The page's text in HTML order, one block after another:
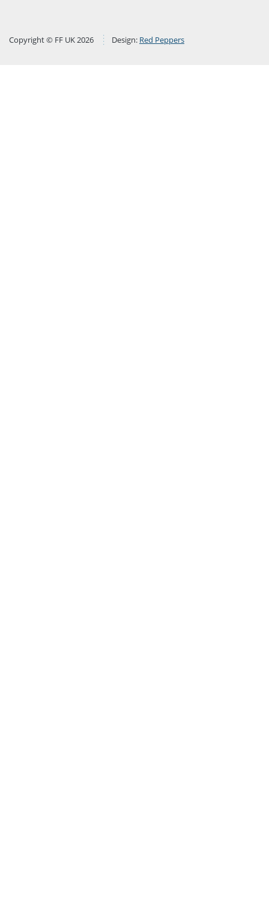
Copyright © FF UK 2026 Design: Red Peppers